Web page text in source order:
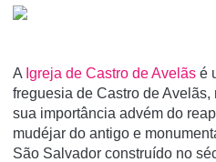
A Igreja de Castro de Avelãs é
freguesia de Castro de
sua importância advém do
mudéjar do antigo e
São Salvador construí­do no